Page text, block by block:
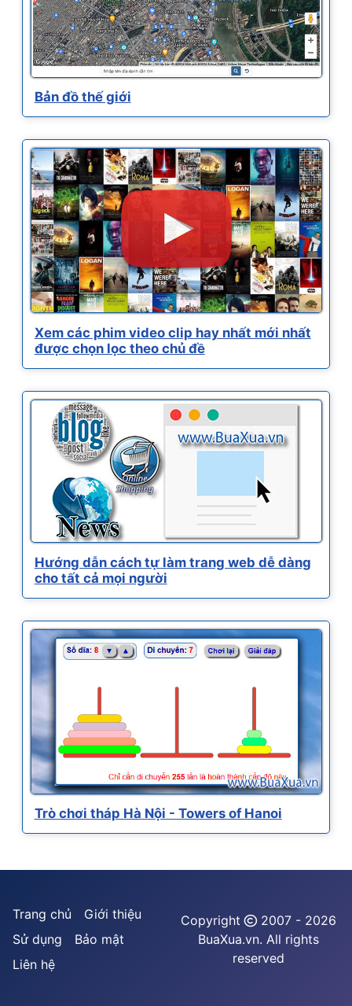
Bản đồ thế giới
Xem các phim video clip hay nhất mới nhất
được chọn lọc theo chủ đề
Hướng dẫn cách tự làm trang web dễ dàng
cho tất cả mọi người
Trò chơi tháp Hà Nội - Towers of Hanoi
Trang chủ
Giới thiệu
Sử dụng
Bảo mật
Liên hệ
Copyright
2007 - 2026
BuaXua.vn. All rights
reserved